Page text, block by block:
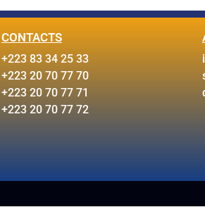
CONTACTS
+223 83 34 25 33
+223 20 70 77 70
+223 20 70 77 71
+223 20 70 77 72